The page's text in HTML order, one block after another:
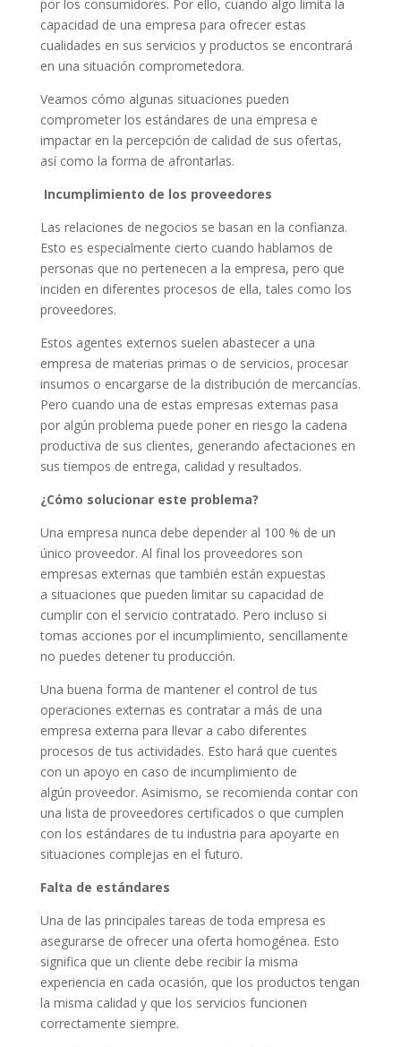
por los consumidores. Por ello, cuando algo limita la
capacidad de una empresa para ofrecer estas
cualidades en sus servicios y productos se encontrará
en una situación comprometedora.
Veamos cómo algunas situaciones pueden
comprometer los estándares de una empresa e
impactar en la percepción de calidad de sus ofertas,
así como la forma de afrontarlas.
Incumplimiento de los proveedores
Las relaciones de negocios se basan en la confianza.
Esto es especialmente cierto cuando hablamos de
personas que no pertenecen a la empresa, pero que
inciden en diferentes procesos de ella, tales como los
proveedores.
Estos agentes externos suelen abastecer a una
empresa de materias primas o de servicios, procesar
insumos o encargarse de la distribución de mercancías.
Pero cuando una de estas empresas externas pasa
por algún problema puede poner en riesgo la cadena
productiva de sus clientes, generando afectaciones en
sus tiempos de entrega, calidad y resultados.
¿Cómo solucionar este problema?
Una empresa nunca debe depender al 100 % de un
único proveedor. Al final los proveedores son
empresas externas que también están expuestas
a situaciones que pueden limitar su capacidad de
cumplir con el servicio contratado. Pero incluso si
tomas acciones por el incumplimiento, sencillamente
no puedes detener tu producción.
Una buena forma de mantener el control de tus
operaciones externas es contratar a más de una
empresa externa para llevar a cabo diferentes
procesos de tus actividades. Esto hará que cuentes
con un apoyo en caso de incumplimiento de
algún proveedor. Asimismo, se recomienda contar con
una lista de proveedores certificados o que cumplen
con los estándares de tu industria para apoyarte en
situaciones complejas en el futuro.
Falta de estándares
Una de las principales tareas de toda empresa es
asegurarse de ofrecer una oferta homogénea. Esto
significa que un cliente debe recibir la misma
experiencia en cada ocasión, que los productos tengan
la misma calidad y que los servicios funcionen
correctamente siempre.